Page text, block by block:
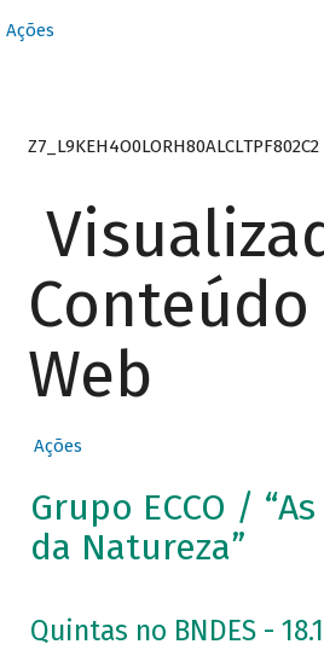
Ações
Z7_L9KEH4O0LORH80ALCLTPF802C2
Web
Ações
Grupo ECCO /
da Natureza”
Quintas no BNDES -